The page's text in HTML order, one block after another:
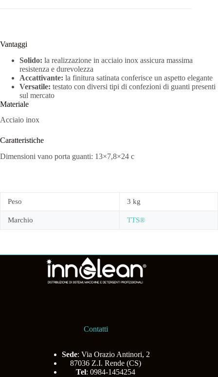
Vantaggi
Solido: la realizzazione in acciaio inox assicura massima
resistenza e durevolezza
Accattivante: la finitura satinata conferisce un aspetto elegante
Versatile: testato con diversi tipi di confezioni di guanti presenti
sul mercato
Materiale
Acciaio inox
Caratteristiche
Dimensioni vano porta guanti: 13×7,8×24 c
Peso 3 kg
Marchio TTS®
Contatti
Sede: Via Orazio Antinori, 2
87036 Z.I. Rende (CS)
Tel: 0984-1454254